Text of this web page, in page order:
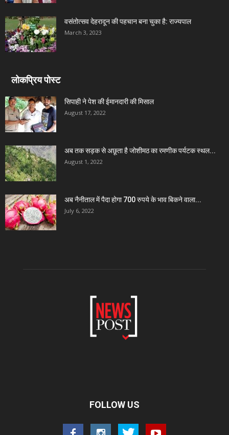
वसंतोत्सव देहरादून की पहचान बना चुका है: राज्यपाल
March 3, 2023
लोकप्रिय पोस्ट
सिपाही ने पेश की ईमानदारी की मिसाल
August 17, 2022
अब तक सड़क से अछूता है जोशीमठ का रमणीक पर्यटक स्थल...
August 1, 2022
अब नैनीताल में पैदा होगा 700 रुपये के भाव बिकने वाला...
July 6, 2022
FOLLOW US